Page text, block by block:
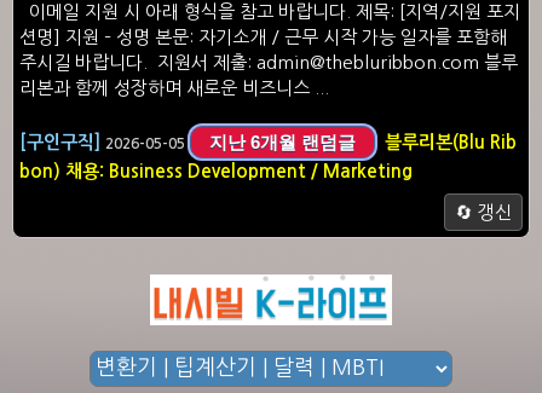
이메일 지원 시 아래 형식을 참고 바랍니다. 제목: [지역/지원 포지
션명] 지원 – 성명 본문: 자기소개 / 근무 시작 가능 일자를 포함해
주시길 바랍니다. 지원서 제출: admin@thebluribbon.com 블루
리본과 함께 성장하며 새로운 비즈니스 ...
[구인구직] 2026-05-05 지난 6개월 랜덤글
블루리본(Blu Rib
bon) 채용: Business Development / Marketing
🔄 갱신